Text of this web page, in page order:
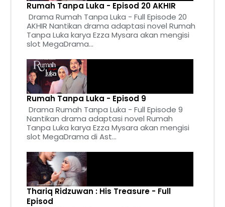
Rumah Tanpa Luka - Episod 20 AKHIR
Drama Rumah Tanpa Luka - Full Episode 20
AKHIR Nantikan drama adaptasi novel Rumah
Tanpa Luka karya Ezza Mysara akan mengisi
slot MegaDrama...
Rumah Tanpa Luka - Episod 9
Drama Rumah Tanpa Luka - Full Episode 9
Nantikan drama adaptasi novel Rumah
Tanpa Luka karya Ezza Mysara akan mengisi
slot MegaDrama di Ast...
Thariq Ridzuwan : His Treasure - Full
Episod